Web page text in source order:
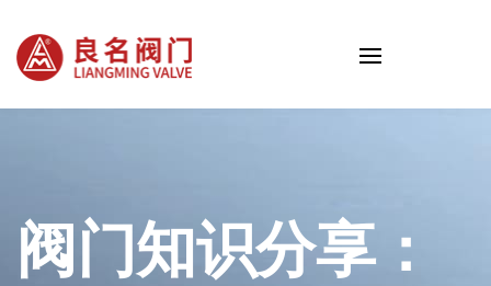
阀门知识分享：